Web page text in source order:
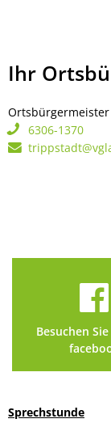
Ihr
Ortsbürgermeister
6306-1370
Besuchen
Sprechstunde